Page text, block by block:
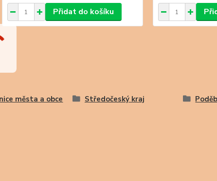
Přidat do košíku
města a obce Středočeský kraj